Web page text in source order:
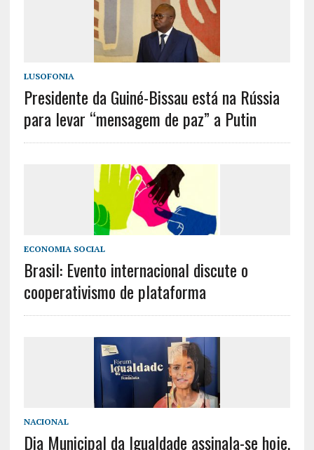
LUSOFONIA
Presidente da Guiné-Bissau está na Rússia
para levar “mensagem de paz” a Putin
ECONOMIA SOCIAL
Brasil: Evento internacional discute o
cooperativismo de plataforma
NACIONAL
Dia Municipal da Igualdade assinala-se hoje,